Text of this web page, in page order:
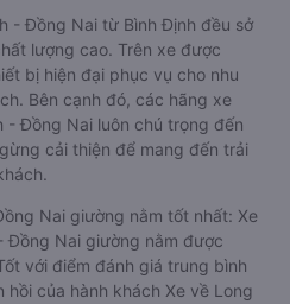
- Đồng Nai từ Bình Định đều sở
lượng cao. Trên xe được
bị hiện đại phục vụ cho nhu
Bên cạnh đó, các hãng xe
- Đồng Nai luôn chú trọng đến
cải thiện để mang đến trải
Nai giường nằm tốt nhất: Xe
Đồng Nai giường nằm được
với điểm đánh giá trung bình
của hành khách Xe về Long